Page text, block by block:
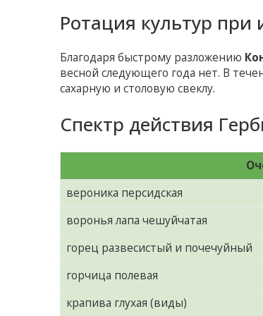
Ротация культур
Благодаря быстрому разложению
весной следующего года нет. В
сахарную и столовую свеклу.
Спектр действия
вероника персидская
воронья лапа чешуйчатая
горец развесистый и почечуйный
горчица полевая
крапива глухая (виды)